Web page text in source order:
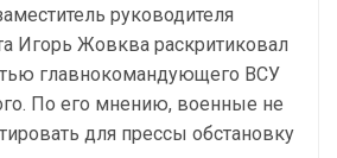
руководителя
Игорь Жовква раскритиковал
главнокомандующего ВСУ
По его мнению, военные не
для прессы обстановку